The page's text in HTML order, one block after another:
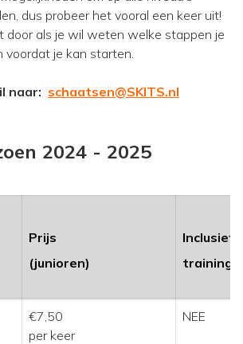
dus probeer het vooral een keer uit!
door als je wil weten welke stappen je
voordat je kan starten.
naar: schaatsen@SKITS.nl
2024 - 2025
Prijs
(junioren)
Inclusief
€7,50
per keer
NEE